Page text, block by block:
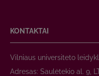
KONTAKTAI
Vilniaus universiteto
Adresas: Saulėtekio al. 9,